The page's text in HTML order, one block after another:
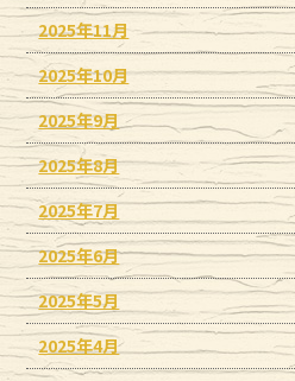
2025年11月
2025年10月
2025年9月
2025年8月
2025年7月
2025年6月
2025年5月
2025年4月